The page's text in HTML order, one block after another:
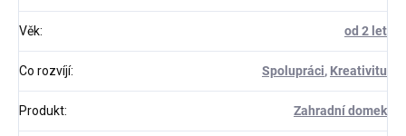
Věk: od 2 let
Co rozvíjí: Spolupráci, Kreativitu
Produkt: Zahradní domek